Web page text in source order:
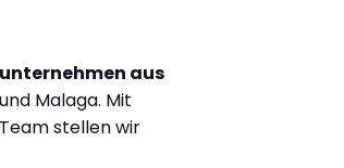
aus
Malaga. Mit
stellen wir